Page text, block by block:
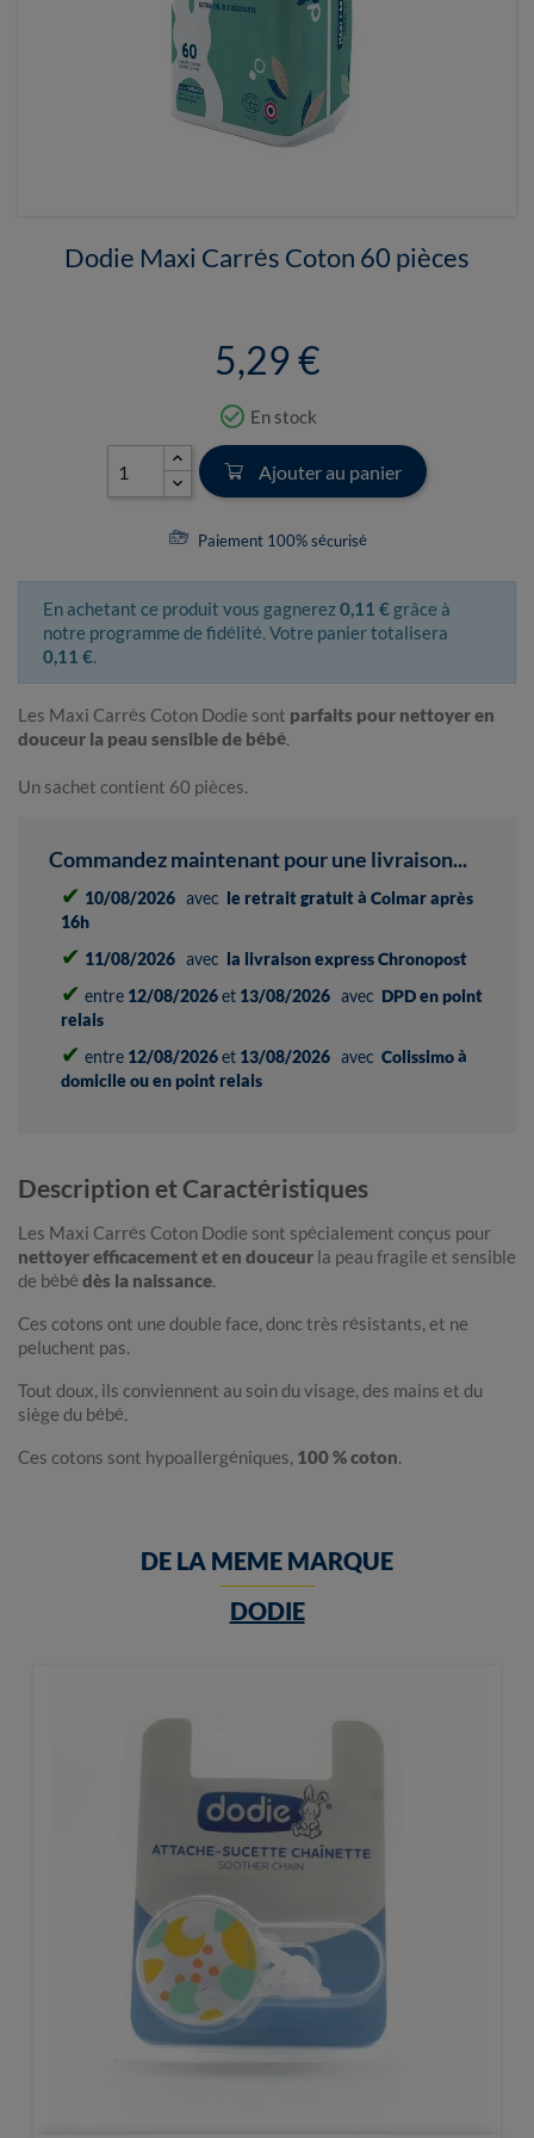
Dodie Maxi Carrés Coton 60 pièces
5,29 €
check_circle_outline En stock
Ajouter au panier
Paiement 100% sécurisé
En achetant ce produit vous gagnerez0,11 € grâce à
notre programme de fidélité. Votre panier totalisera
0,11 €.
Les Maxi Carrés Coton Dodie sont parfaits pour nettoyer en
douceur la peau sensible de bébé.
Un sachet contient 60 pièces.
Commandez maintenant pour une livraison...
✔ 10/08/2026 avec le retrait gratuit à Colmar après
16h
✔ 11/08/2026 avec la livraison express Chronopost
✔ entre 12/08/2026et 13/08/2026 avec DPD en point
relais
✔ entre 12/08/2026et 13/08/2026 avec Colissimo à
domicile ou en point relais
Description et Caractéristiques
Les Maxi Carrés Coton Dodie sont spécialement conçus pour
nettoyer efficacement et en douceur la peau fragile et sensible
de bébé dès la naissance.
Ces cotons ont une double face, donc très résistants, et ne
peluchent pas.
Tout doux, ils conviennent au soin du visage, des mains et du
siège du bébé.
Ces cotons sont hypoallergéniques, 100 % coton.
DE LA MEME MARQUE
DODIE